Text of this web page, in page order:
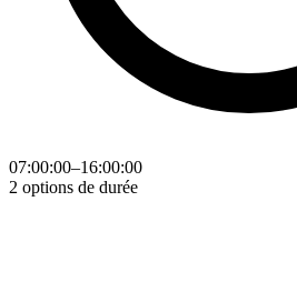
07:00:00–16:00:00
2 options de durée